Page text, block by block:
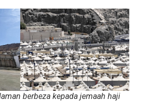
berbeza kepada jemaah haji